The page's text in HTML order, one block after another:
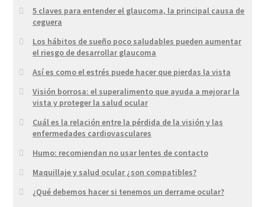
5 claves para entender el glaucoma, la principal causa de
ceguera
Los hábitos de sueño poco saludables pueden aumentar
el riesgo de desarrollar glaucoma
Así es como el estrés puede hacer que pierdas la vista
Visión borrosa: el superalimento que ayuda a mejorar la
vista y proteger la salud ocular
Cuál es la relación entre la pérdida de la visión y las
enfermedades cardiovasculares
Humo: recomiendan no usar lentes de contacto
Maquillaje y salud ocular ¿son compatibles?
¿Qué debemos hacer si tenemos un derrame ocular?